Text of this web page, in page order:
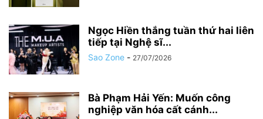
Ngọc Hiền thắng tuần thứ hai liên
tiếp tại Nghệ sĩ...
Sao Zone - 27/07/2026
Bà Phạm Hải Yến: Muốn công
nghiệp văn hóa cất cánh...